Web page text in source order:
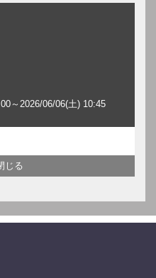
～2026/06/06(土) 10:45